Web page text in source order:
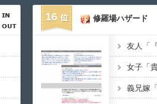
16 修羅場ハザード